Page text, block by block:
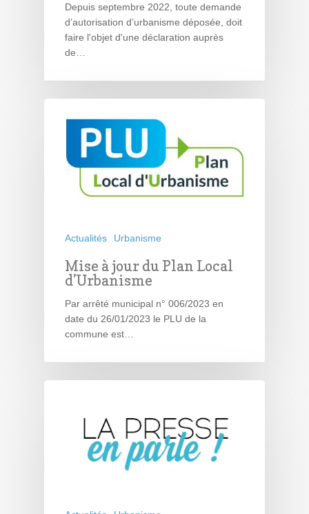
Depuis septembre 2022, toute demande
d’autorisation d’urbanisme déposée, doit
faire l'objet d'une déclaration auprès
de…
Actualités Urbanisme
Mise à jour du Plan Local
d’Urbanisme
Par arrêté municipal n° 006/2023 en
date du 26/01/2023 le PLU de la
commune est…